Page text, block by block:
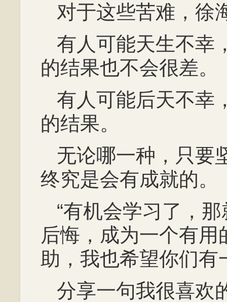
对于这些苦难，徐
有人可能天生不幸
的结果也不会很差。
有人可能后天不幸
的结果。
无论哪一种，只要
终究是会有成就的。
“有机会学习了，
后悔，成为一个有
助，我也希望你们有
分享一句我很喜欢